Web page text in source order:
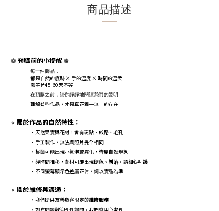
商品描述
❁ 預購前的小提醒 ❁
每一件飾品，
都是自然的痕跡 × 手的溫度 × 時間的溫柔
需等待45-60天不等
在預購之前，請你靜靜地閱讀我們的聲明
理解這些作品，才是真正獨一無二的存在
⟡ 關於作品的自然特性：
・天然果實與花材，會有斑點、紋路、毛孔
・手工製作，無法與照片完全相同
・樹酯可能出現小氣泡或霧化，皆屬自然現象
・經時間推移，素材可能出現褪色、剝落，請細心呵護
・不同螢幕顯示色差屬正常，請以實品為準
⟡ 關於維修與溝通：
・我們提供友善顧客限定的維修服務
・如有問題歡迎理性詢問，我們會用心處理